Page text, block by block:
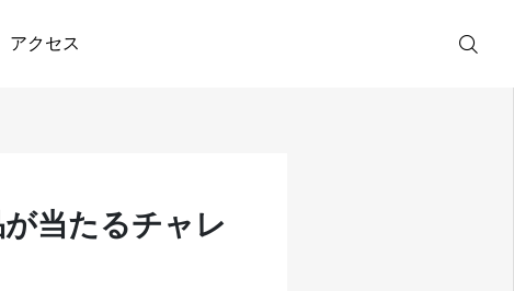
アクセス
ンペ開催
が当たるチャレ